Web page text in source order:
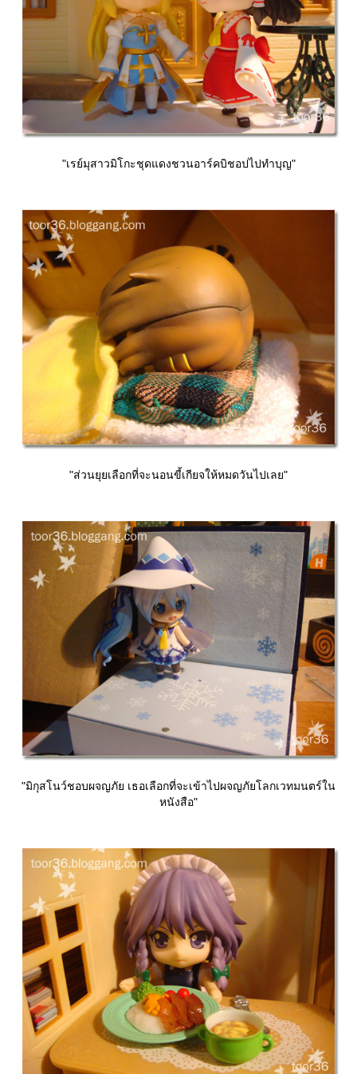
"เรย์มุสาวมิโกะชุดแดงชวนอาร์คบิชอปไปทำบุญ"
"ส่วนยุยเลือกที่จะนอนขี้เกียจให้หมดวันไปเลย"
"มิกุสโนว์ชอบผจญภัย เธอเลือกที่จะเข้าไปผจญภัยโลกเวทมนตร์ใน
หนังสือ"